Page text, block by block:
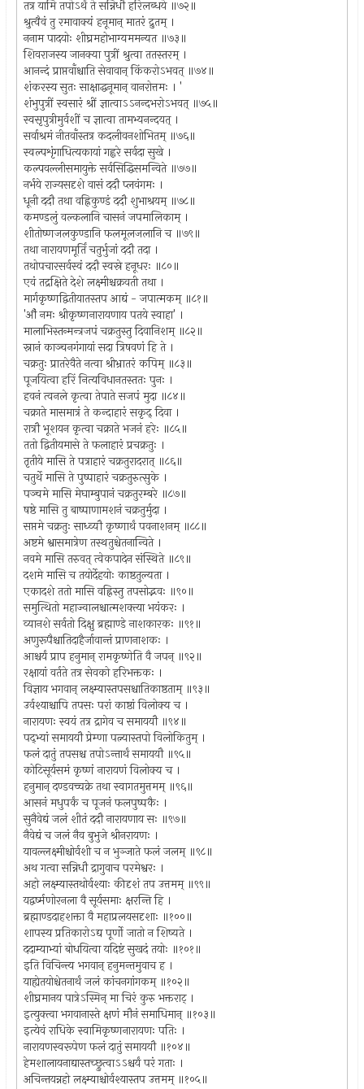
तत्र यामि तपोऽर्थं ते सन्निधौ हरिलब्धये ॥७२॥
श्रुत्वैवं तु रमावाक्यं हनूमान् मातरं द्रुतम् ।
ननाम पादयोः शीघ्रमहोभाग्यममन्यत ॥७३॥
शिवराजस्य जानक्या पुत्रीं श्रुत्वा ततस्तरम् ।
आनन्दं प्राप्तवाँश्चाति सेवावान् किंकरोऽभवत् ॥७४॥
शंकरस्य सुतः साक्षाद्धनूमान् वानरोत्तमः । '
शंभुपुत्रीं स्वसारं श्रीं ज्ञात्वाऽऽनन्दभरोऽभवत् ॥७५॥
स्वसृपुत्रीमुर्वशीं च ज्ञात्वा तामभ्यनन्दयत् ।
सर्वाश्रमं नीतवाँस्तत्र कदलीवनशोभितम् ॥७६॥
स्वल्पशृंगाधित्यकायां गह्वरे सर्वदा सुखे ।
कल्पवल्लीसमायुक्ते सर्वसिद्धिसमन्विते ॥७७॥
नर्भये राज्यसदृशे वासं ददौ प्लवंगमः ।
धूनी ददौ तथा वह्निकुण्डं ददौ शुभाश्रयम् ॥७८॥
कमण्डलुं वल्कलानि चासनं जपमालिकाम् ।
शीतोष्णजलकुण्डानि फलमूलजलानि च ॥७९॥
तथा नारायणमूर्तिं चतुर्भुजां ददौ तदा ।
तथोपचारसर्वस्वं ददौ स्वस्रे हनूधरः ॥८०॥
एवं तद्रक्षिते देशे लक्ष्मीश्चक्रवती तथा ।
मार्गकृष्णद्वितीयातस्तप आद्यं - जपात्मकम् ॥८१॥
'औं नमः श्रीकृष्णनारायणाय पतये स्वाहा' ।
मालाभिस्तन्मन्त्रजपं चक्रतुस्तु दिवानिशम् ॥८२॥
स्नानं काञ्चनगंगायां सदा त्रिषवणं हि ते ।
चक्रतुः प्रातरेवैते नत्वा श्रीभ्रातरं कपिम् ॥८३॥
पूजयित्वा हरिं नित्यविधानतस्ततः पुनः ।
हवनं त्वनले कृत्वा तेपाते सजपं मुदा ॥८४॥
चक्राते मासमात्रं ते कन्दाहारं सकृद् दिवा ।
रात्रौ भूशयन कृत्वा चक्राते भजनं हरेः ॥८५॥
ततो द्वितीयमासे ते फलाहारं प्रचक्रतुः ।
तृतीये मासि ते पत्राहारं चक्रतुरादरात् ॥८६॥
चतुर्थे मासि ते पुष्पाहारं चक्रतुरुत्सुके ।
पञ्चमे मासि मेघाम्बुपानं चक्रतुरम्बरे ॥८७॥
षष्ठे मासि तु बाष्पाणामशनं चक्रतुर्मुदा ।
सप्तमे चक्रतुः साध्व्यौ कृष्णार्थं पवनाशनम् ॥८८॥
अष्टमे श्वासमात्रेण तस्थतुश्चेतनान्विते ।
नवमे मासि तरुवत् त्वेकपादेन संस्थिते ॥८९॥
दशमे मासि च तयोर्देहयोः काष्ठतुल्यता ।
एकादशे ततो मासि वह्निस्तु तपसोद्भवः ॥९०॥
समुत्थितो महाज्वालश्चात्मशक्त्या भयंकरः ।
व्यानशे सर्वतो दिक्षु ब्रह्माण्डे नाशकारकः ॥९१॥
अणुरूपैश्चातिदाहैर्जावान्तं प्राणनाशकः ।
आश्चर्यं प्राप हनुमान् रामकृष्णेति वै जपन् ॥९२॥
रक्षायां वर्तते तत्र सेवको हरिभक्तकः ।
विज्ञाय भगवान् लक्ष्म्यास्तपसश्चातिकाष्ठताम् ॥९३॥
उर्वश्याश्चापि तपसः परां काष्ठां विलोक्य च ।
नारायणः स्वयं तत्र द्रागेव च समाययौ ॥९४॥
पद्भ्यां समाययौ प्रेम्णा पत्न्यास्तपो विलोकितुम् ।
फलं दातुं तपसश्च तपोऽन्तार्थं समाययौ ॥९५॥
कोटिसूर्यसमं कृष्णं नारायणं विलोक्य च ।
हनुमान् दण्डवच्चक्रे तथा स्वागतमुत्तमम् ॥९६॥
आसनं मधुपर्कं च पूजनं फलपुष्पकैः ।
सुनैवेद्यं जलं शीतं ददौ नारायणाय सः ॥९७॥
नैवेद्यं च जलं नैव बुभुजे श्रीनरायणः ।
यावल्लक्ष्मीश्चोर्वशी च न भुञ्जाते फलं जलम् ॥९८॥
अथ गत्वा सन्निधौ द्रागुवाच परमेश्वरः ।
अहो लक्ष्म्यास्तथोर्वश्याः कीदृशं तप उत्तमम् ॥९९॥
यद्वर्ष्मणोरनला वै सूर्यसमाः क्षरन्ति हि ।
ब्रह्माण्डदाहशक्ता वै महाप्रलयसदृशाः ॥१००॥
शापस्य प्रतिकारोऽद्य पूर्णो जातो न शिष्यते ।
ददाम्याभ्यां बोधयित्वा यदिष्टं सुखदं तयोः ॥१०१॥
इति विचिन्त्य भगवान् हनुमन्तमुवाच ह ।
याह्येतयोश्चेतनार्थं जलं कांचनगांगकम् ॥१०२॥
शीघ्रमानय पात्रेऽस्मिन् मा चिरं कुरु भक्तराट् ।
इत्युक्त्वा भगवानास्ते क्षणं मौनं समाधिमान् ॥१०३॥
इत्येवं राधिके स्वामिकृष्णनारायणः पतिः ।
नारायणस्वरूपेण फलं दातुं समाययौ ॥१०४॥
हेमशालायनाद्यास्तच्छ्रुत्वाऽऽश्चर्यं परं गताः ।
अचिन्तयन्नहो लक्ष्म्याश्चोर्वश्यास्तप उत्तमम् ॥१०५॥